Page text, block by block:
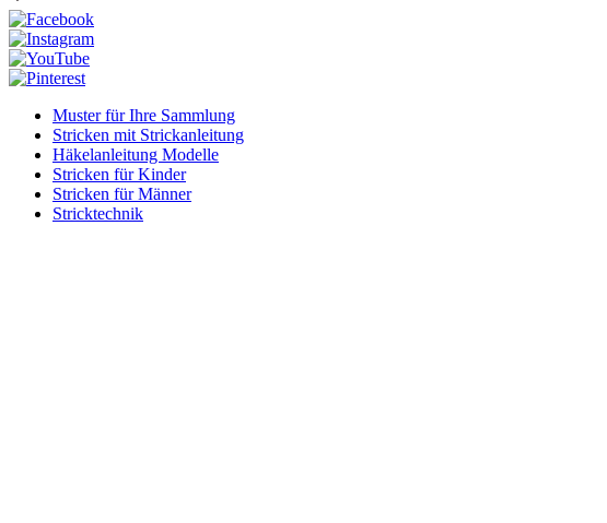
Muster für Ihre Sammlung
Stricken mit Strickanleitung
Häkelanleitung Modelle
Stricken für Kinder
Stricken für Männer
Stricktechnik